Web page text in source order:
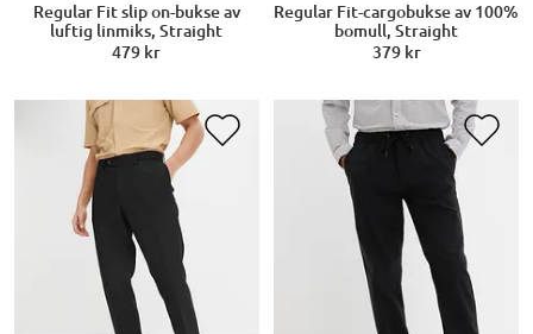
Regular Fit slip on-bukse av
luftig linmiks, Straight
479 kr
Regular Fit-cargobukse av 100%
bomull, Straight
379 kr